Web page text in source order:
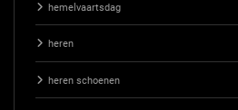
hemelvaartsdag
heren
heren schoenen